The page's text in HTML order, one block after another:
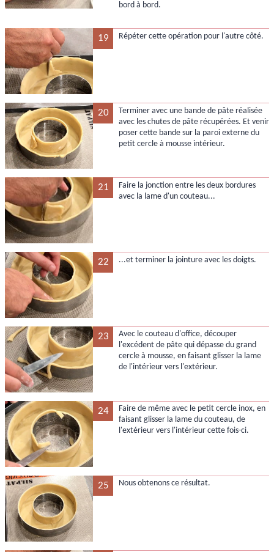
bord à bord.
19 Répéter cette opération pour l'autre côté.
20
Terminer avec une bande de pâte réalisée
avec les chutes de pâte récupérées. Et venir
poser cette bande sur la paroi externe du
petit cercle à mousse intérieur.
21
Faire la jonction entre les deux bordures
avec la lame d'un couteau...
22 ...et terminer la jointure avec les doigts.
23
Avec le couteau d'office, découper
l'excédent de pâte qui dépasse du grand
cercle à mousse, en faisant glisser la lame
de l'intérieur vers l'extérieur.
24
Faire de même avec le petit cercle inox, en
faisant glisser la lame du couteau, de
l'extérieur vers l'intérieur cette fois-ci.
25 Nous obtenons ce résultat.